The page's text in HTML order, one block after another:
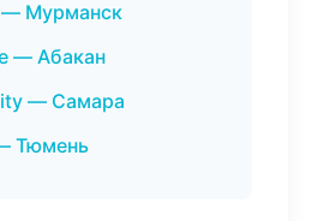
Мурманск
— Абакан
— Самара
Тюмень